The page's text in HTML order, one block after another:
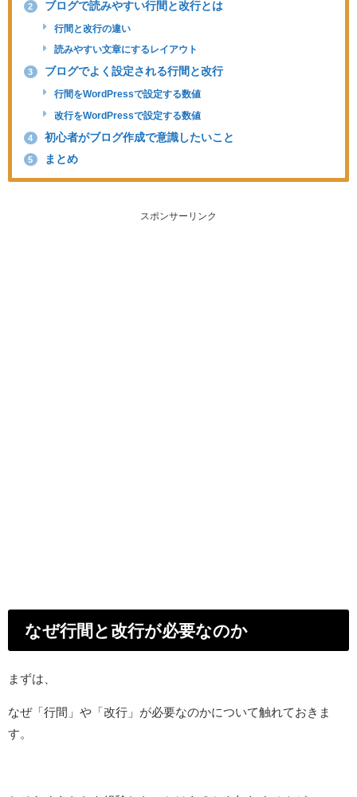
2 ブログで読みやすい行間と改行とは
行間と改行の違い
読みやすい文章にするレイアウト
3 ブログでよく設定される行間と改行
行間をWordPressで設定する数値
改行をWordPressで設定する数値
4 初心者がブログ作成で意識したいこと
5 まとめ
スポンサーリンク
なぜ行間と改行が必要なのか
まずは、
なぜ「行間」や「改行」が必要なのかについて触れておきま
す。